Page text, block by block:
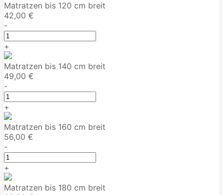
Matratzen bis 120 cm breit
42,00 €
-
+
Matratzen bis 140 cm breit
49,00 €
-
+
Matratzen bis 160 cm breit
56,00 €
-
+
Matratzen bis 180 cm breit